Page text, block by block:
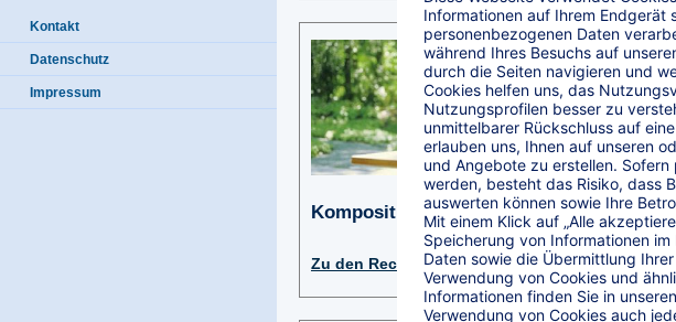
Kontakt
Datenschutz
Impressum
Komposit Privat
Zu den Rechnern